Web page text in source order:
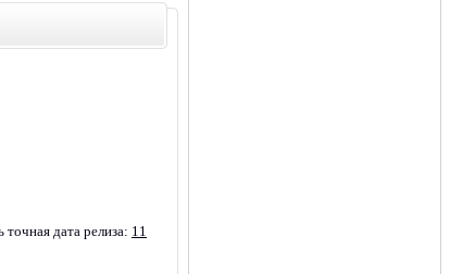
точная дата релиза: 11